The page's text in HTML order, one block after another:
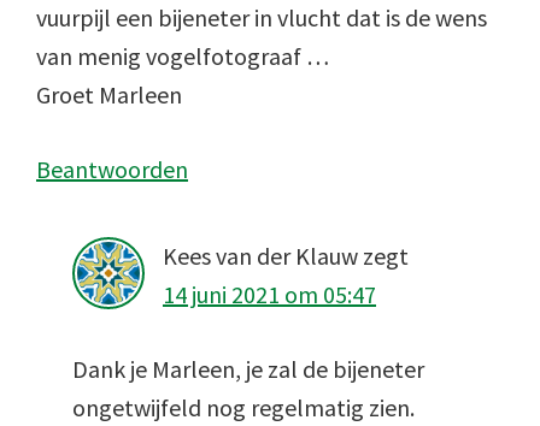
vuurpijl een bijeneter in vlucht dat is de wens
van menig vogelfotograaf …
Groet Marleen
Beantwoorden
Kees van der Klauw zegt
14 juni 2021 om 05:47
Dank je Marleen, je zal de bijeneter
ongetwijfeld nog regelmatig zien.